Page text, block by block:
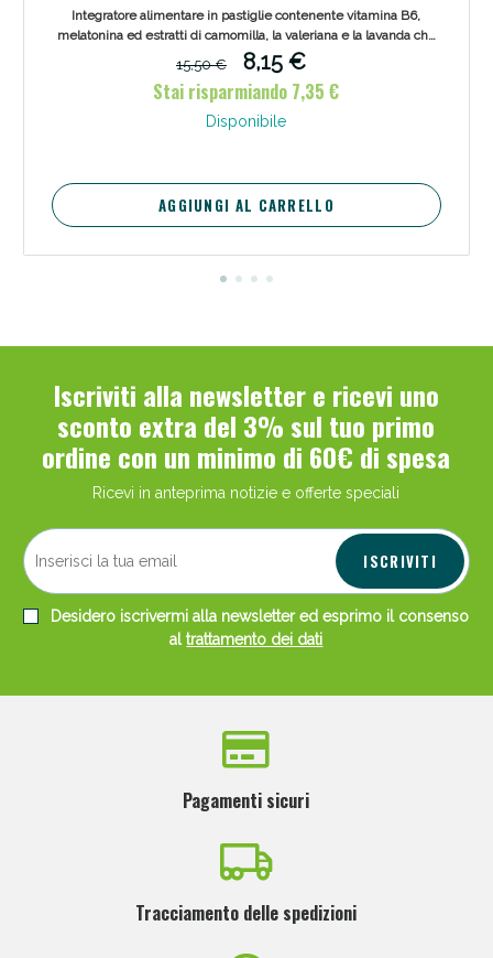
Integratore alimentare in pastiglie contenente vitamina B6,
melatonina ed estratti di camomilla, la valeriana e la lavanda che
aiuta a prendere sonno rapidamente. E' indicato in caso di
insonnia, disturbi del sonno, fatica ad addormentarsi e risvegli
notturni. Efficace anche in caso di jet leg.
15,50 €
8,15 €
Stai risparmiando 7,35 €
Disponibile
AGGIUNGI AL CARRELLO
Iscriviti alla newsletter e ricevi uno
sconto extra del 3% sul tuo primo
ordine con un minimo di 60€ di spesa
Ricevi in anteprima notizie e offerte speciali
ISCRIVITI
Desidero iscrivermi alla newsletter ed esprimo il consenso
altrattamento dei dati
Pagamenti sicuri
Tracciamento delle spedizioni